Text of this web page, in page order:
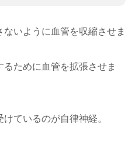
いように血管を収縮させま
ために血管を拡張させま
ているのが自律神経。